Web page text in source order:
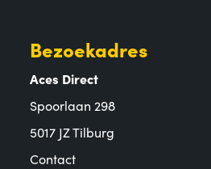
Bezoekadres
Aces Direct
Spoorlaan 298
5017 JZ Tilburg
Contact